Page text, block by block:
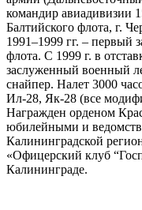
командир авиадивизии
Балтийского флота, г.
1991–1999 гг. –
флота. С 1999 г. в
заслуженный военный
снайпер. Налет 3000
Ил-28, Як-28 (все
Награжден орденом
юбилейными и
Калининградской
«Офицерский клуб
Калининграде.